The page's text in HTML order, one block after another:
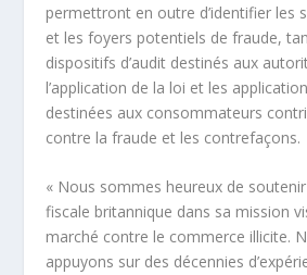
permettront en outre d’identifier les
et les foyers potentiels de fraude,
dispositifs d’audit destinés aux
l’application de la loi et les
destinées aux consommateurs
contre la fraude et les contrefaçons.
« Nous sommes heureux de
fiscale britannique dans sa mission
marché contre le commerce illicite.
appuyons sur des décennies